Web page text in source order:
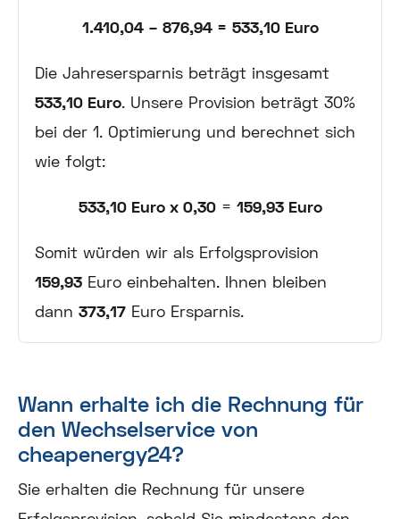
1.410,04 – 876,94 = 533,10 Euro
Die Jahresersparnis beträgt insgesamt
533,10 Euro. Unsere Provision beträgt 30%
bei der 1. Optimierung und berechnet sich
wie folgt:
533,10 Euro x 0,30= 159,93 Euro
Somit würden wir als Erfolgsprovision
159,93 Euro einbehalten. Ihnen bleiben
dann 373,17 Euro Ersparnis.
Wann erhalte ich die Rechnung für
den Wechselservice von
cheapenergy24?
Sie erhalten die Rechnung für unsere